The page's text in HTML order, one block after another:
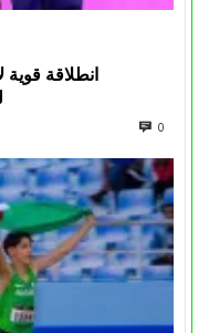
انطلاقة قوية
0